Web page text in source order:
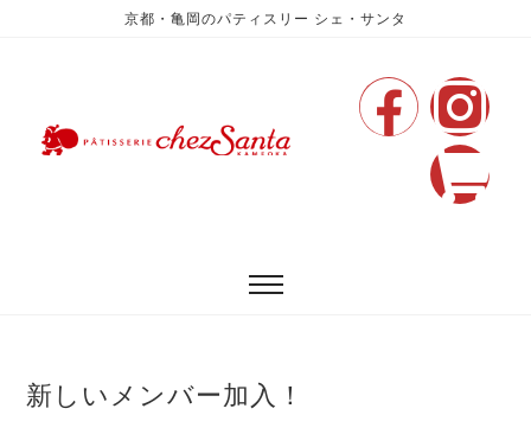
京都・亀岡のパティスリー シェ・サンタ
新しいメンバー加入！